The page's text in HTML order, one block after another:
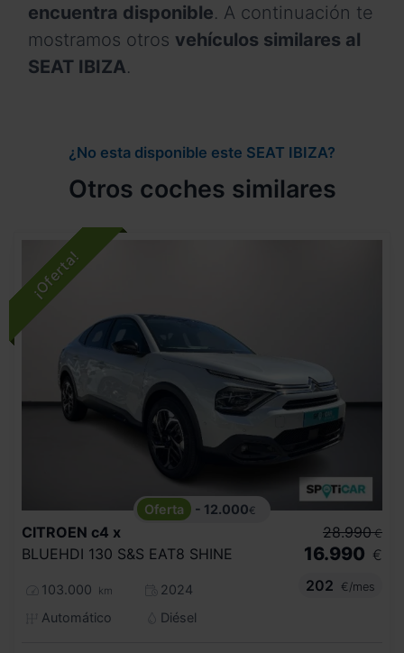
encuentra disponible. A continuación te
mostramos otros vehículos similares al
SEAT IBIZA.
¿No esta disponible este SEAT IBIZA?
Otros coches similares
- 12.000€
CITROEN c4 x
BLUEHDI 130 S&S EAT8 SHINE
103.000 km
2024
Automático
Diésel
28.990 €
16.990 €
202
€/mes